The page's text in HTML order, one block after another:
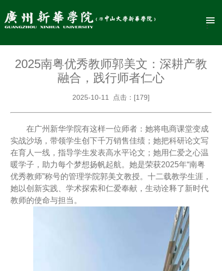
2025南粤优秀教师郭美文：深耕产教
融合，践行师者仁心
2025-10-11 点击：[179]
在广州新华学院有这样一位师者：她将电商课堂变成
实战沙场，带领学生创下千万销售佳绩；她把科研论文写
在育人一线，指导学生发表高水平论文；她用仁爱之心温
暖学子，助力每个梦想扬帆起航。她是荣获2025年“南粤
优秀教师”称号的管理学院郭美文教授。十二载教学生涯，
她以创新实践、学术探索和仁爱奉献，生动诠释了新时代
教师的使命与担当。